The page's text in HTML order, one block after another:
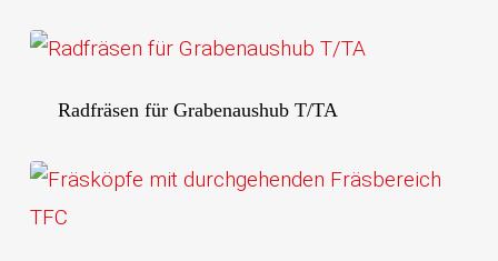
Radfräsen für Grabenaushub T/TA